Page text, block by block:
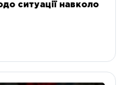
ситуації навколо